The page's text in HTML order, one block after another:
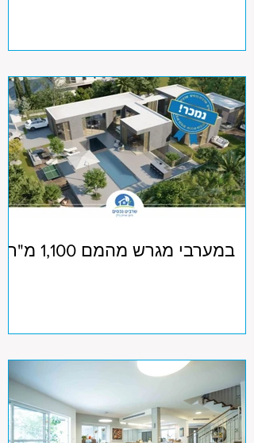
במערבי מגרש מהמם 1,100 מ"ר